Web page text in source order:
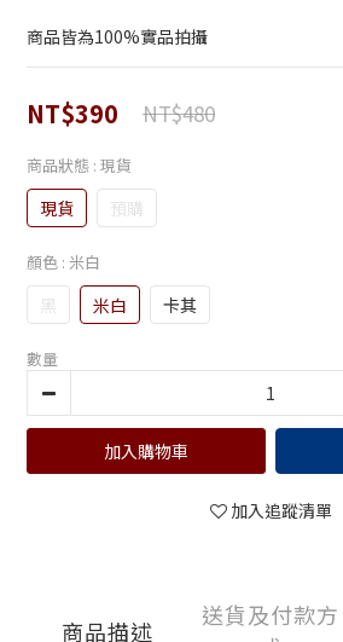
商品皆為100%實品拍攝
NT$390 NT$480
商品狀態 : 現貨
現貨 預購
顏色 : 米白
黑 米白 卡其
數量
加入購物車
加入追蹤清單
商品描述
送貨及付款方